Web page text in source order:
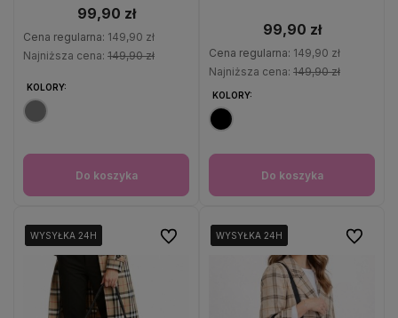
99,90 zł
Cena regularna: 149,90 zł
Najniższa cena: 149,90 zł
KOLORY:
Do koszyka
99,90 zł
Cena regularna: 149,90 zł
Najniższa cena: 149,90 zł
KOLORY:
Do koszyka
WYSYŁKA 24H
WYSYŁKA 24H
WYSYŁKA 24H Do ulubionychWYSYŁKA 24H
WYSYŁKA 24H
WYSYŁKA 24H Do